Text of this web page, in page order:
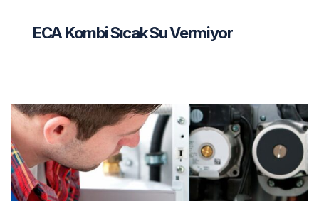
ECA Kombi Sıcak Su Vermiyor